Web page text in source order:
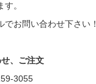
。
でお問い合わせ下さい！
、ご注文
3055